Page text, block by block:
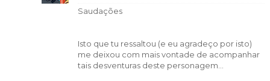
Saudações
Isto que tu ressaltou (e eu agradeço por isto)
me deixou com mais vontade de acompanhar
tais desventuras deste personagem...